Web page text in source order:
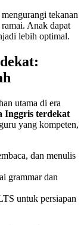
tekanan
Anak dapat
lebih optimal.
utama di era
Inggris terdekat
yang kompeten,
dan menulis
grammar dan
untuk persiapan